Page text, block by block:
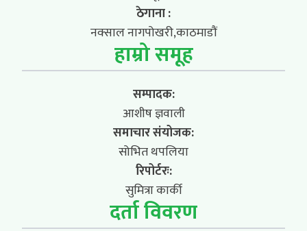
ठेगाना :
नक्साल नागपोखरी,काठमाडौं
हाम्रो समूह
सम्पादक:
आशीष ज्ञवाली
समाचार संयोजक:
सोभित थपलिया
रिपोर्टरः:
सुमित्रा कार्की
दर्ता विवरण